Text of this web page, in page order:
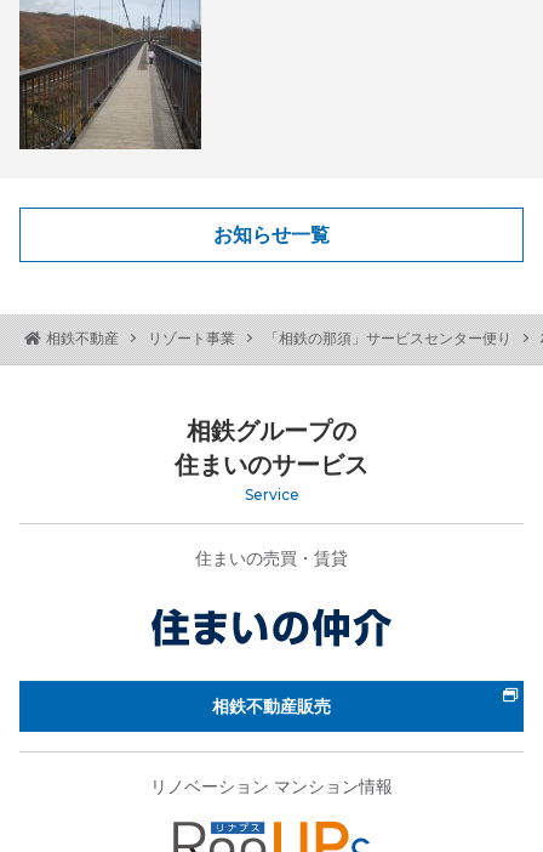
相鉄不動産 リゾート事業 「相鉄の那須」サービスセンター便り
お知らせ一覧
相鉄グループの
住まいのサービス
Service
住まいの売買・賃貸
相鉄不動産販売
リノベーション マンション情報